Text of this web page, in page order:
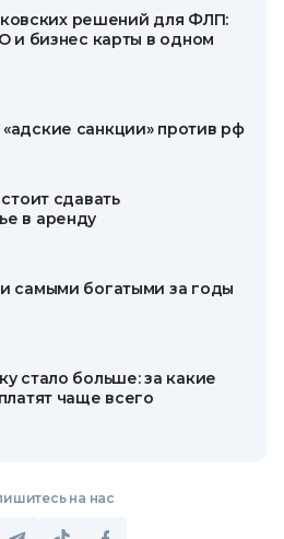
решений для ФЛП:
и бизнес карты в одном
санкции» против рф
сдавать
в аренду
самыми богатыми за годы
стало больше: за какие
чаще всего
на нас